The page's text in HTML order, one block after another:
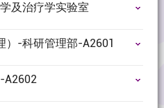
及治疗学实验室
）-科研管理部-A2601
A2602